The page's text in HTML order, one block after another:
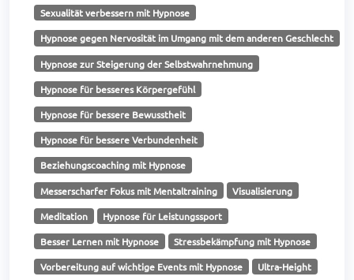
Sexualität verbessern mit Hypnose
Hypnose gegen Nervosität im Umgang mit dem anderen Geschlecht
Hypnose zur Steigerung der Selbstwahrnehmung
Hypnose für besseres Körpergefühl
Hypnose für bessere Bewusstheit
Hypnose für bessere Verbundenheit
Beziehungscoaching mit Hypnose
Messerscharfer Fokus mit Mentaltraining Visualisierung
Meditation Hypnose für Leistungssport
Besser Lernen mit Hypnose Stressbekämpfung mit Hypnose
Vorbereitung auf wichtige Events mit Hypnose Ultra-Height